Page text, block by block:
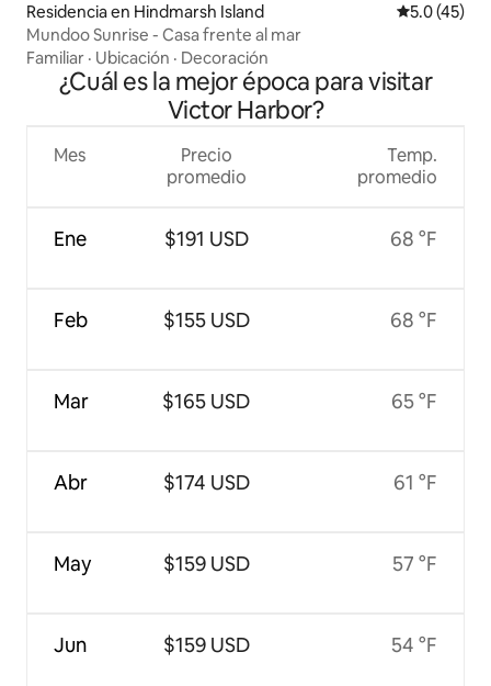
Residencia en Hindmarsh Island Calificación
5.0 (45)
Mundoo Sunrise - Casa frente al mar
Familiar · Ubicación · Decoración
¿Cuál es la mejor época para visitar
Victor Harbor?
Mes
Ene
Feb
Mar
Abr
May
Jun
Precio
promedio
$191 USD
$155 USD
$165 USD
$174 USD
$159 USD
$159 USD
Temp.
promedio
68 °F
68 °F
65 °F
61 °F
57 °F
54 °F